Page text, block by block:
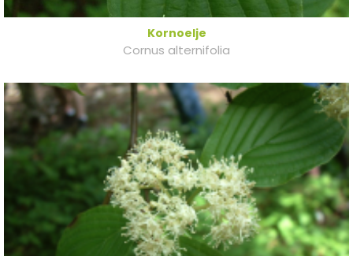
Kornoelje
Cornus alternifolia